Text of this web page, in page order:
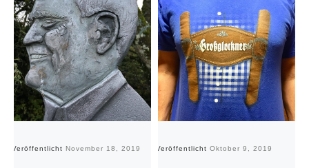
Veröffentlicht November 18, 2019 Veröffentlicht Oktober 9, 2019